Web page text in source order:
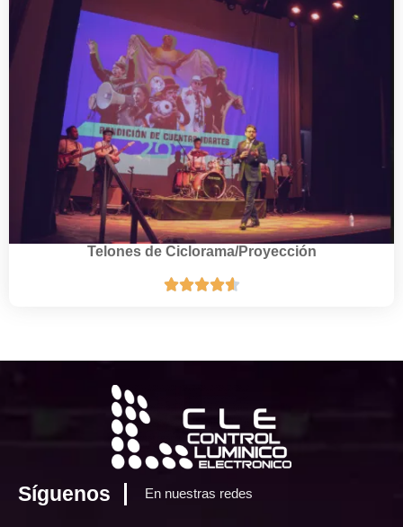
Telones de Ciclorama/Proyección

Síguenos En nuestras redes